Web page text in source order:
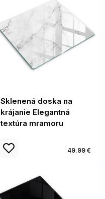
Sklenená doska na
krájanie Elegantná
textúra mramoru
49.99 €